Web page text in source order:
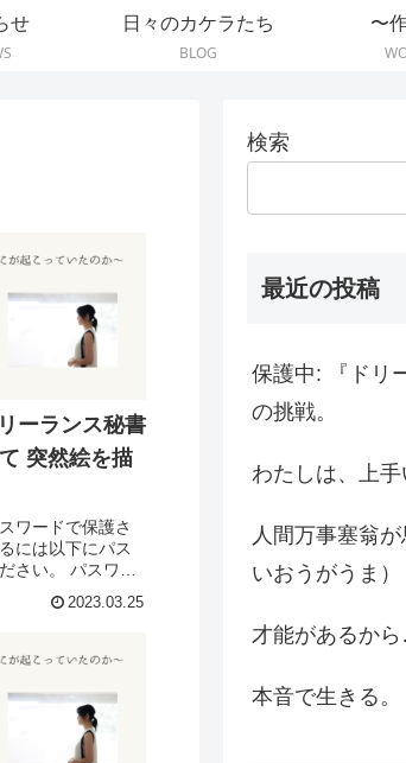
せ
日々のカケラたち
BLOG
〜
ーランス秘書
突然絵を描
ワードで保護さ
には以下にパス
さい。 パスワー
2023.03.25
検索
最近の投稿
保護中: 『ドリ
の挑戦。
わたしは、上手
人間万事塞翁
いおうがうま）
才能があるか
本音で生きる。